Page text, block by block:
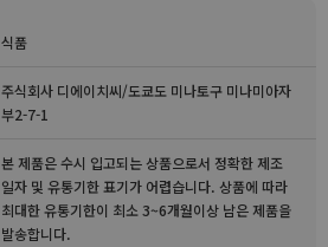
식품
주식회사 디에이치씨/도쿄도 미나토구 미나미아자
부2-7-1
본 제품은 수시 입고되는 상품으로서 정확한 제조
일자 및 유통기한 표기가 어렵습니다. 상품에 따라
최대한 유통기한이 최소 3~6개월이상 남은 제품을
발송합니다.